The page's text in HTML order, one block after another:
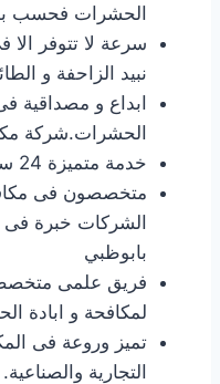
الحشرات فحسب بل
سرعة لا تتوفر الا
نبيد الزاحفة و
ابداع و مصداقية
الحشرات.شركة
خدمة متميزة 24 ساعة.
متخصصون فى
الشركات خبرة
بابوظبي
فريق علمى متخصص
لمكافحة و ابادة
تميز وروعة فى
التجارية والصناعية.